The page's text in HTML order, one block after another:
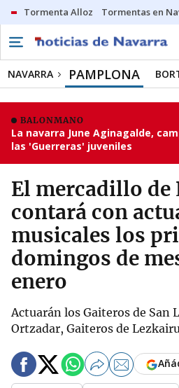
Tormenta Alloz Tormentas en
NAVARRA PAMPLONA
BALONMANO
La navarra June Aginagalde,
las 'Guerreras' juveniles
El mercadillo de
contará con
musicales los
domingos de
enero
Actuarán los Gaiteros de San
Ortzadar, Gaiteros de